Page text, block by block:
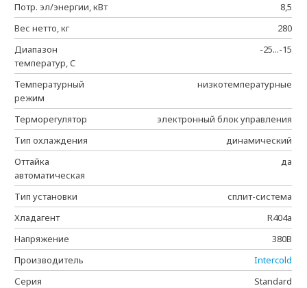
Потр. эл/энергии, кВт
8,5
Вес нетто, кг
280
Диапазон
температур, C
-25...-15
Температурный
режим
низкотемпературные
Терморегулятор
электронный блок управления
Тип охлаждения
динамический
Оттайка
автоматическая
да
Тип установки
сплит-система
Хладагент
R404a
Напряжение
380В
Производитель
Intercold
Серия
Standard